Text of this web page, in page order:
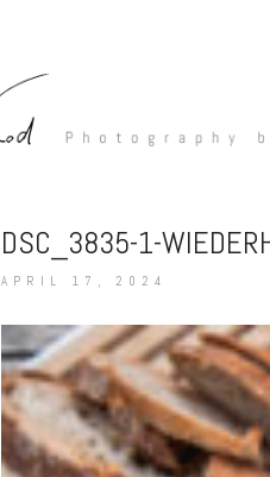
DSC_3835-1-
APRIL 17, 2024